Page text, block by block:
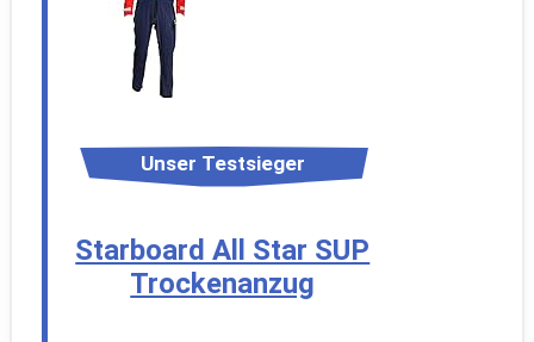
Unser Testsieger
Starboard All Star SUP
Trockenanzug